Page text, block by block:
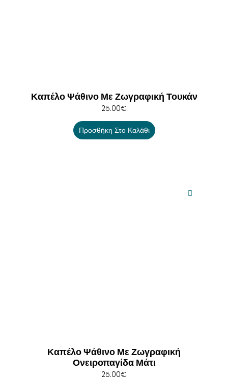
Καπέλο Ψάθινο Με Ζωγραφική Τουκάν
25.00€
Προσθήκη Στο Καλάθι
Καπέλο Ψάθινο Με Ζωγραφική
Ονειροπαγίδα Μάτι
25.00€